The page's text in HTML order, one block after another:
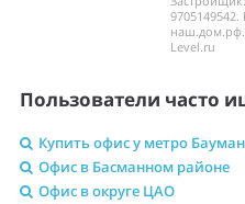
Level.ru
Пользователи часто
Купить офис у метро
Офис в Басманном районе
Офис в округе ЦАО